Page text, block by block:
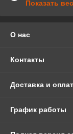
Показать
О нас
Контакты
Доставка и
График работы